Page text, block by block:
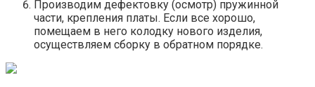
Производим дефектовку (осмотр) пружинной
части, крепления платы. Если все хорошо,
помещаем в него колодку нового изделия,
осуществляем сборку в обратном порядке.